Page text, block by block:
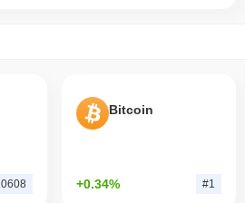
Bitcoin
+0.34% #1